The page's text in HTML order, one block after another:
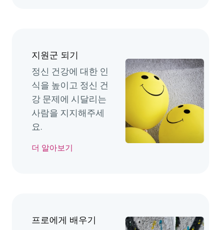
지원군 되기
정신 건강에 대한 인
식을 높이고 정신 건
강 문제에 시달리는
사람을 지지해주세
요.
더 알아보기
프로에게 배우기